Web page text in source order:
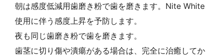
朝は感度低減用歯磨き粉で歯を磨きます。Nite White
使用に伴う感度上昇を予防します。
夜も同じ歯磨き粉で歯を磨きます。
歯茎に切り傷や潰瘍がある場合は、完全に治癒してか